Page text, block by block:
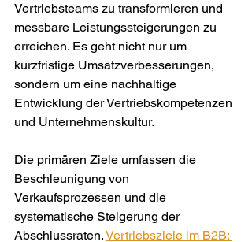
Vertriebsteams zu transformieren und
messbare Leistungssteigerungen zu
erreichen. Es geht nicht nur um
kurzfristige Umsatzverbesserungen,
sondern um eine nachhaltige
Entwicklung der Vertriebskompetenzen
und Unternehmenskultur.
Die primären Ziele umfassen die
Beschleunigung von
Verkaufsprozessen und die
systematische Steigerung der
Abschlussraten. Vertriebsziele im B2B: